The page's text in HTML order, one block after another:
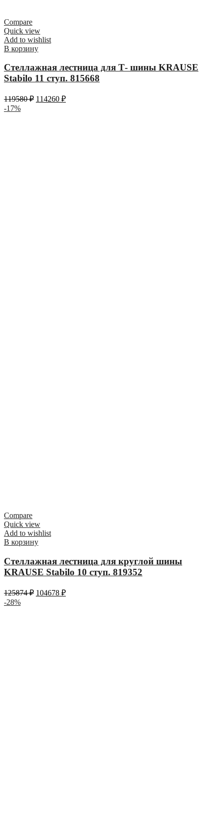
Compare
Quick view
Add to wishlist
В корзину
Стеллажная лестница для Т- шины KRAUSE
Stabilo 11 ступ. 815668
119580₽ 114260 ₽
-17%
Compare
Quick view
Add to wishlist
В корзину
Стеллажная лестница для круглой шины
KRAUSE Stabilo 10 ступ. 819352
125874₽ 104678 ₽
-28%